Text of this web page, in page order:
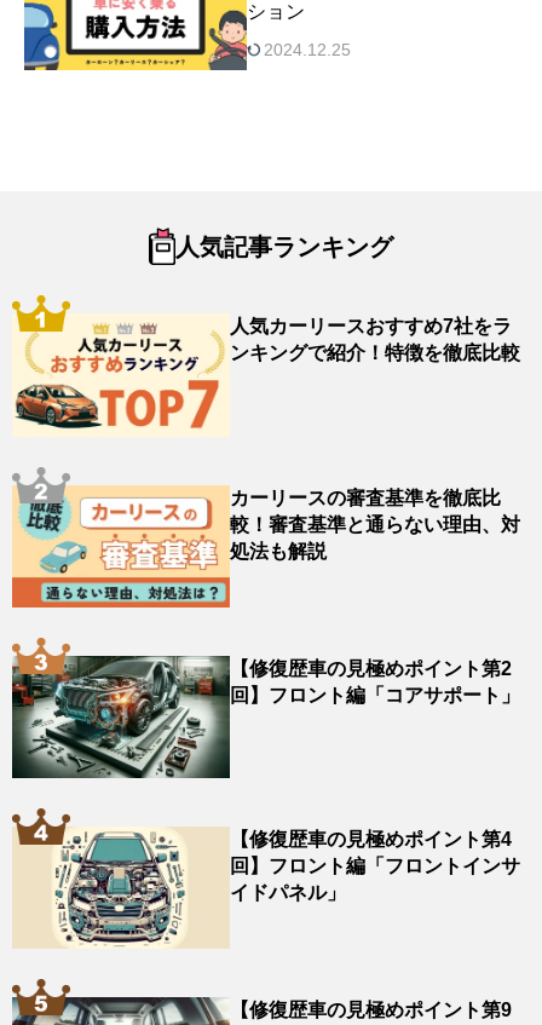
ション
2024.12.25
人気記事ランキング
人気カーリースおすすめ7社をラ
ンキングで紹介！特徴を徹底比較
カーリースの審査基準を徹底比
較！審査基準と通らない理由、対
処法も解説
【修復歴車の見極めポイント第2
回】フロント編「コアサポート」
【修復歴車の見極めポイント第4
回】フロント編「フロントインサ
イドパネル」
【修復歴車の見極めポイント第9